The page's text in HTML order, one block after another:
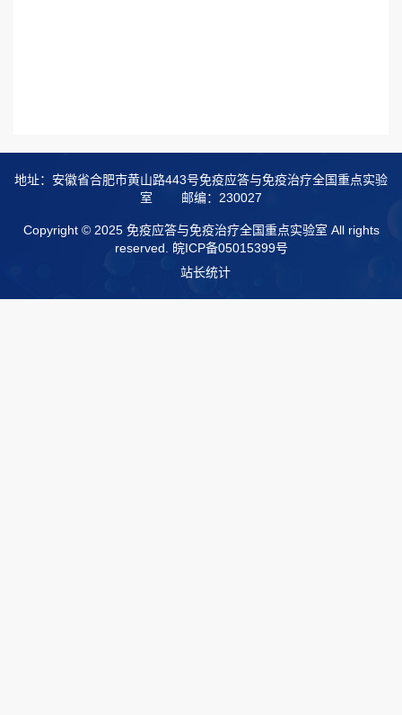
地址：安徽省合肥市黄山路443号免疫应答与免疫治疗全国重点实验
室
邮编：230027
Copyright © 2025 免疫应答与免疫治疗全国重点实验室 All rights
reserved. 皖ICP备05015399号
站长统计